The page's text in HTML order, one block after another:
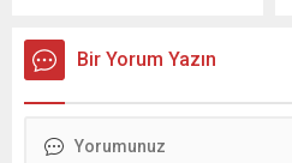
Bir Yorum Yazın